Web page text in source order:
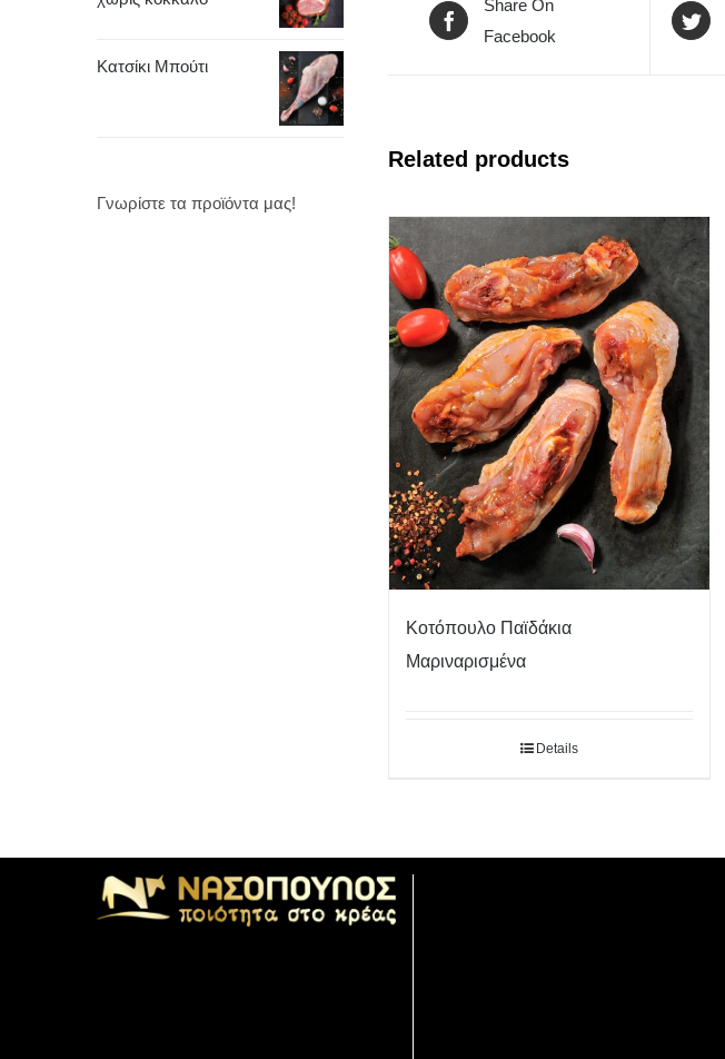
Share On
Facebook
Related products
Κοτόπουλο Παϊδάκια
Μαριναρισμένα
Details
Κατσίκι Μπούτι
Γνωρίστε τα προϊόντα μας!